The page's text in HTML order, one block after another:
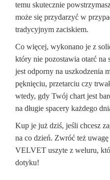
temu skutecznie
może się przydarzyć w
tradycyjnym zaciskiem.
Co więcej, wykonano je z
który nie pozostawia otarć na
jest odporny na uszkodzenia
pęknięciu, przetarciu czy
wtedy, gdy Twój chart jest
na długie spacery każdego
Kup je już dziś, jeśli chcesz
na co dzień. Zwróć też
VELVET uszyte z weluru,
dotyku!